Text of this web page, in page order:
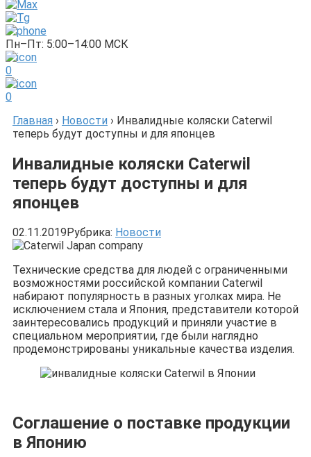
Пн–Пт: 5:00–14:00 МСК
0
0
Главная › Новости › Инвалидные коляски Caterwil
теперь будут доступны и для японцев
Инвалидные коляски Caterwil
теперь будут доступны и для
японцев
02.11.2019 Рубрика: Новости
Технические средства для людей с ограниченными
возможностями российской компании Caterwil
набирают популярность в разных уголках мира. Не
исключением стала и Япония, представители которой
заинтересовались продукций и приняли участие в
специальном мероприятии, где были наглядно
продемонстрированы уникальные качества изделия.
Соглашение о поставке продукции
в Японию